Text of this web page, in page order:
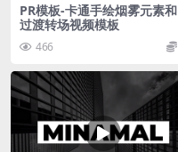
PR模板-卡通手绘烟雾元素和
过渡转场视频模板
466